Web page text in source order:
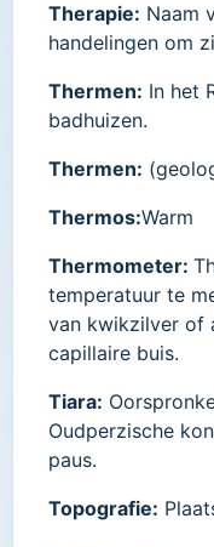
Therapie: Naam
handelingen om
Thermen: In het
badhuizen.
Thermen:
Thermos:Warm
Thermometer:
temperatuur te
van kwikzilver of
capillaire buis.
Tiara:
Oudperzische
paus.
Topografie: